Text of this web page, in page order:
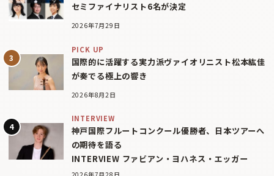
セミファイナリスト6名が決定
2026年7月29日
PICK UP
国際的に活躍する実力派ヴァイオリニスト松本紘佳
が奏でる極上の響き
2026年8月2日
INTERVIEW
神戸国際フルートコンクール優勝者、日本ツアーへ
の期待を語る
INTERVIEW ファビアン・ヨハネス・エッガー